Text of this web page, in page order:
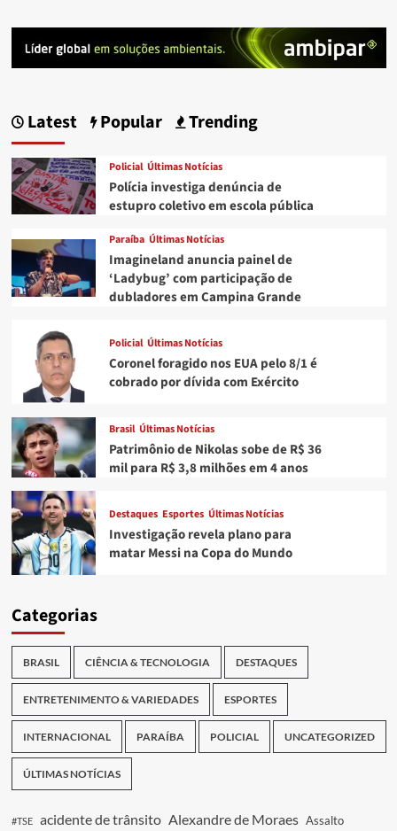
Latest Popular Trending
Policial Últimas Notícias
Polícia investiga denúncia de
estupro coletivo em escola pública
Paraíba Últimas Notícias
Imagineland anuncia painel de
‘Ladybug’ com participação de
dubladores em Campina Grande
Policial Últimas Notícias
Coronel foragido nos EUA pelo 8/1 é
cobrado por dívida com Exército
Brasil Últimas Notícias
Patrimônio de Nikolas sobe de R$ 36
mil para R$ 3,8 milhões em 4 anos
Destaques Esportes Últimas Notícias
Investigação revela plano para
matar Messi na Copa do Mundo
Categorias
BRASIL CIÊNCIA & TECNOLOGIA DESTAQUES
ENTRETENIMENTO & VARIEDADES ESPORTES
INTERNACIONAL PARAÍBA POLICIAL UNCATEGORIZED
ÚLTIMAS NOTÍCIAS
#TSE acidente de trânsito Alexandre de Moraes Assalto